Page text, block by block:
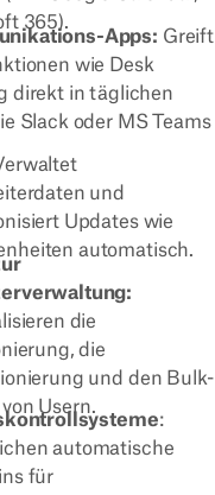
365).
Apps: Greift
wie Desk
direkt in täglichen
Slack oder MS Teams
und
Updates wie
automatisch.
die
die
und den Bulk-
Usern.
:
automatische
für